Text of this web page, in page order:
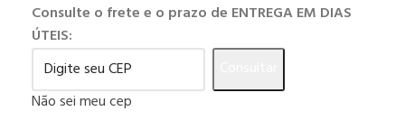
Consulte o frete e o prazo de ENTREGA EM DIAS
ÚTEIS:
Não sei meu cep